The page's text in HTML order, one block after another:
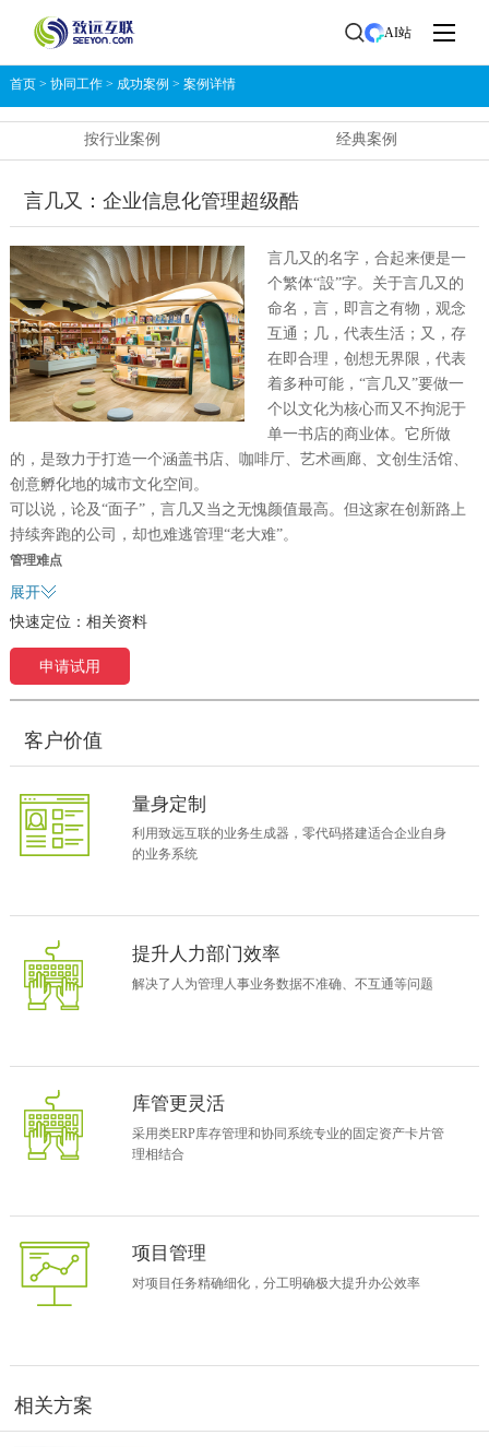
AI站
首页> 协同工作> 成功案例 > 案例详情
按行业案例 经典案例
言几又：企业信息化管理超级酷
言几又的名字，合起来便是一
个繁体“設”字。关于言几又的
命名，言，即言之有物，观念
互通；几，代表生活；又，存
在即合理，创想无界限，代表
着多种可能，“言几又”要做一
个以文化为核心而又不拘泥于
单一书店的商业体。它所做
的，是致力于打造一个涵盖书店、咖啡厅、艺术画廊、文创生活馆、
创意孵化地的城市文化空间。
可以说，论及“面子”，言几又当之无愧颜值最高。但这家在创新路上
持续奔跑的公司，却也难逃管理“老大难”。
管理难点
言几又是一家年轻而又快速发展的企业，在引进致远协同管理软件前，公司主要
信息化业务大都在支持前端门店销售的ERP系统上，公司内部员工协同沟通，主要
主要应用
企业的信息化建设，好比人体的血脉，城市的地下管线，它直通企业的经络与血
脉，是名符其实的“里子”，来看看言几又的协同重点应用：
员工档案管理
在公司未使用HR管理软件的情况下，应用致远协同管理系统搭建一套员工档案管
展开
快速定位： 相关资料
申请试用
客户价值
量身定制
利用致远互联的业务生成器，零代码搭建适合企业自身
的业务系统
提升人力部门效率
解决了人为管理人事业务数据不准确、不互通等问题
库管更灵活
采用类ERP库存管理和协同系统专业的固定资产卡片管
理相结合
项目管理
对项目任务精确细化，分工明确极大提升办公效率
相关方案